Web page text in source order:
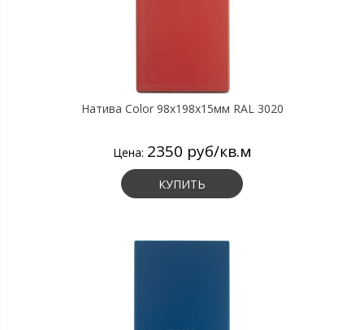
Натива Color 98х198х15мм RAL 3020
Цена: 2350 руб/кв.м
КУПИТЬ